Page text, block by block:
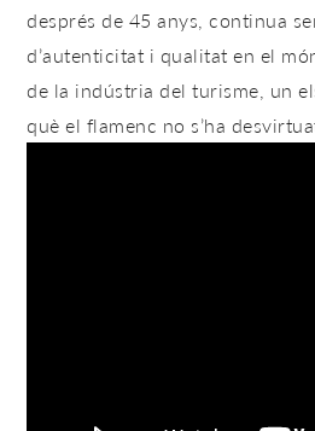
després de 45 anys, continua
d’autenticitat i qualitat en el
de la indústria del turisme, un
què el flamenc no s’ha